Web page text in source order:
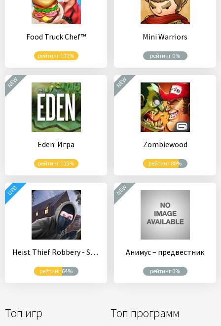
Топ игр Топ программ
Food Truck Chef™
рейтинг 100%
Mini Warriors
рейтинг 0%
Eden: Игра
рейтинг 100%
NEW
Zombiewood
рейтинг 80%
NEW
Heist Thief Robbery - Sneak Simulator
рейтинг 64%
UPD
Анимус – предвестник
рейтинг 0%
NEW